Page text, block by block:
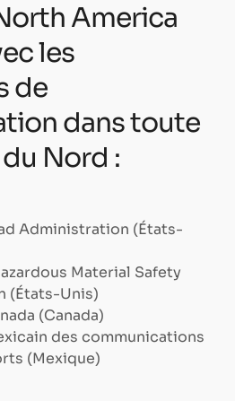
America
les
de
dans toute
Nord :
Administration (États-
Material Safety
(États-Unis)
(Canada)
des communications
(Mexique)